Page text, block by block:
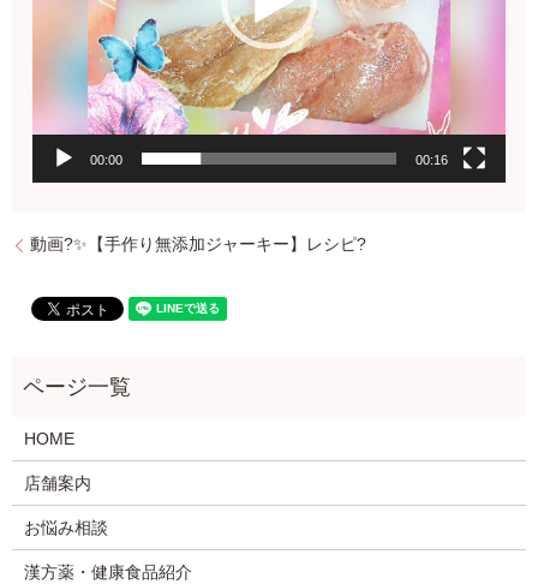
00:00 00:16
動画?✨【手作り無添加ジャーキー】レシピ?
HOME
店舗案内
お悩み相談
漢方薬・健康食品紹介